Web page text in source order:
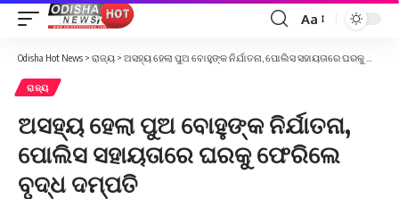
Font
Aa
Odisha Hot News > ରାଜ୍ୟ > ଅସହ୍ୟ ହେଲା ପୁଅ ବୋହୁଙ୍କ ନିର୍ଯାତନା, ପୋଲିସ ସହାୟତାରେ ଘରକୁ ଫେରିଲେ ବୃଦ୍ଧ ଦମ୍ପତି
ରାଜ୍ୟ
ଅସହ୍ୟ ହେଲା ପୁଅ ବୋହୁଙ୍କ ନିର୍ଯାତନା,
ପୋଲିସ ସହାୟତାରେ ଘରକୁ ଫେରିଲେ
ବୃଦ୍ଧ ଦମ୍ପତି